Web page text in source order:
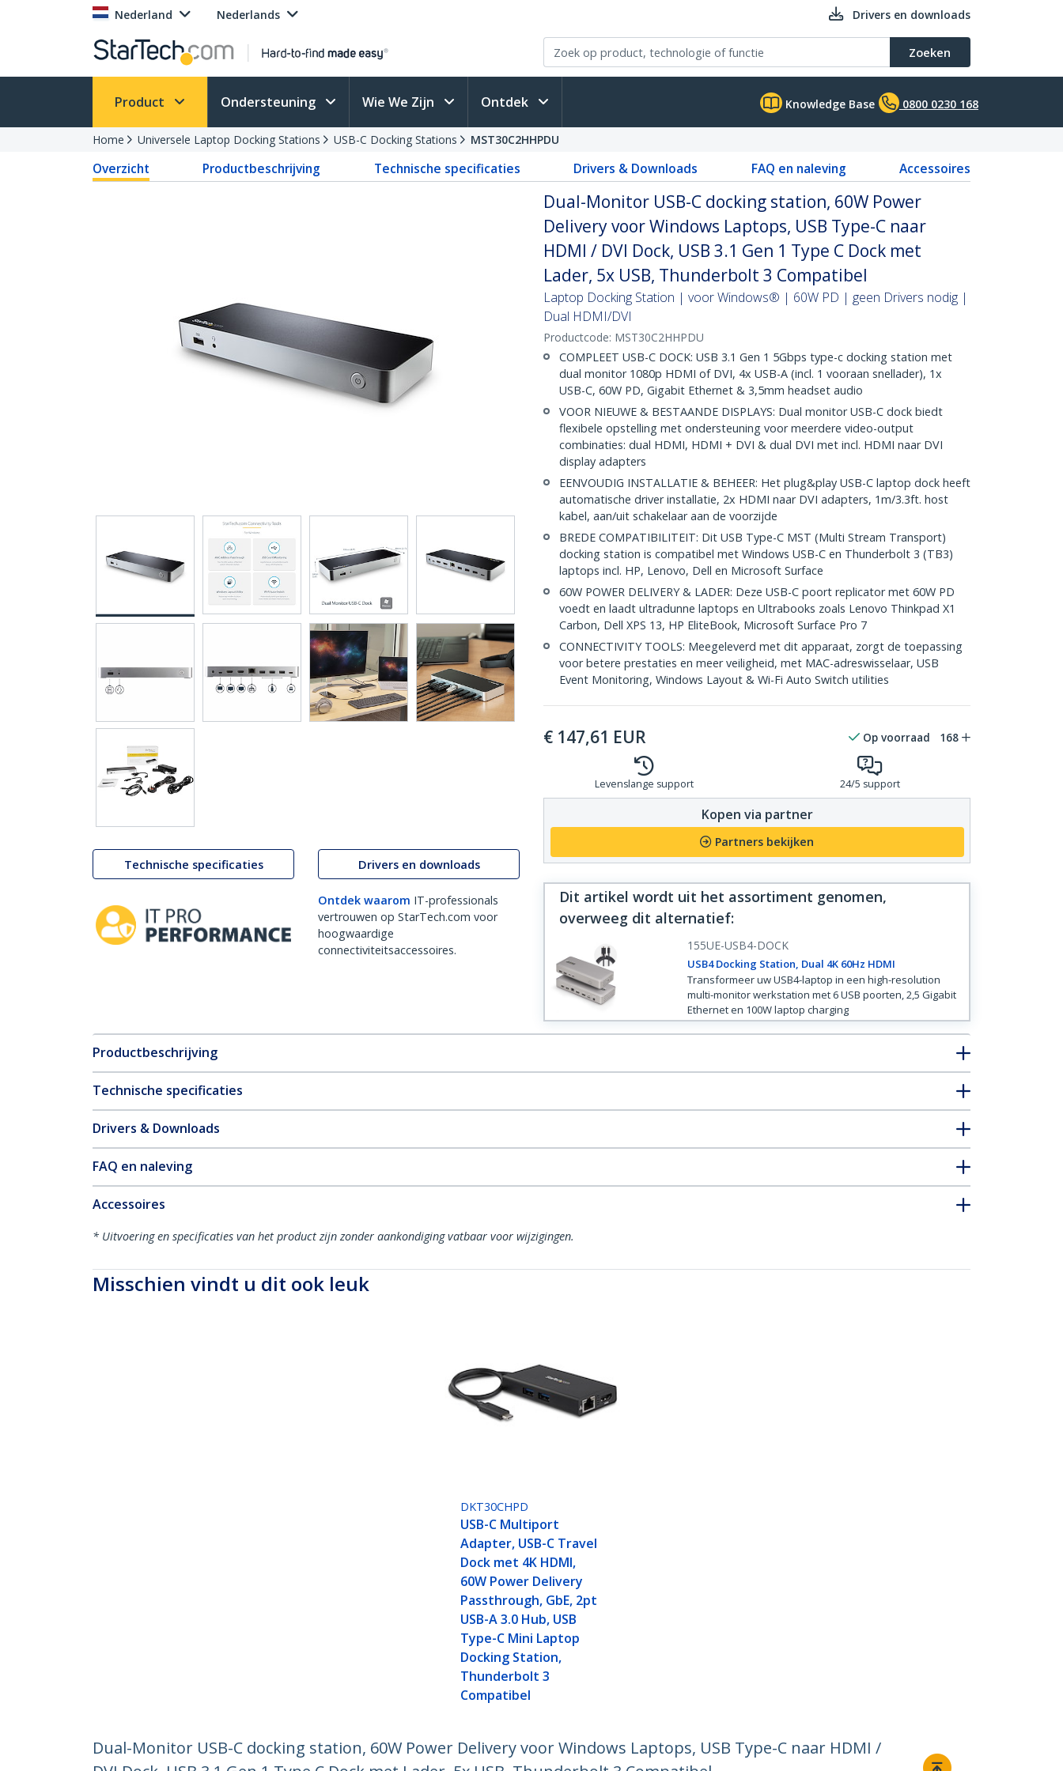
Nederland Nederlands Drivers en downloads
Zoeken
Product Ondersteuning Wie We Zijn Ontdek Knowledge Base 0800 0230 168
Home Universele Laptop Docking Stations USB-C Docking Stations MST30C2HHPDU
Overzicht Productbeschrijving Technische specificaties Drivers & Downloads FAQ en naleving Accessoires
Technische specificaties Drivers en downloads
Ontdek waarom IT-professionals
vertrouwen op StarTech.com voor
hoogwaardige
connectiviteitsaccessoires.
Dual-Monitor USB-C docking station, 60W Power
Delivery voor Windows Laptops, USB Type-C naar
HDMI / DVI Dock, USB 3.1 Gen 1 Type C Dock met
Lader, 5x USB, Thunderbolt 3 Compatibel
Laptop Docking Station | voor Windows® | 60W PD | geen Drivers nodig |
Dual HDMI/DVI
Productcode: MST30C2HHPDU
COMPLEET USB-C DOCK: USB 3.1 Gen 1 5Gbps type-c docking station met
dual monitor 1080p HDMI of DVI, 4x USB-A (incl. 1 vooraan snellader), 1x
USB-C, 60W PD, Gigabit Ethernet & 3,5mm headset audio
VOOR NIEUWE & BESTAANDE DISPLAYS: Dual monitor USB-C dock biedt
flexibele opstelling met ondersteuning voor meerdere video-output
combinaties: dual HDMI, HDMI + DVI & dual DVI met incl. HDMI naar DVI
display adapters
EENVOUDIG INSTALLATIE & BEHEER: Het plug&play USB-C laptop dock heeft
automatische driver installatie, 2x HDMI naar DVI adapters, 1m/3.3ft. host
kabel, aan/uit schakelaar aan de voorzijde
BREDE COMPATIBILITEIT: Dit USB Type-C MST (Multi Stream Transport)
docking station is compatibel met Windows USB-C en Thunderbolt 3 (TB3)
laptops incl. HP, Lenovo, Dell en Microsoft Surface
60W POWER DELIVERY & LADER: Deze USB-C poort replicator met 60W PD
voedt en laadt ultradunne laptops en Ultrabooks zoals Lenovo Thinkpad X1
Carbon, Dell XPS 13, HP EliteBook, Microsoft Surface Pro 7
CONNECTIVITY TOOLS: Meegeleverd met dit apparaat, zorgt de toepassing
voor betere prestaties en meer veiligheid, met MAC-adreswisselaar, USB
Event Monitoring, Windows Layout & Wi-Fi Auto Switch utilities
€ 147,61 EUR Op voorraad 168
Levenslange support 24/5 support
Kopen via partner
Partners bekijken
Dit artikel wordt uit het assortiment genomen,
overweeg dit alternatief:
155UE-USB4-DOCK
USB4 Docking Station, Dual 4K 60Hz HDMI
Transformeer uw USB4-laptop in een high-resolution
multi-monitor werkstation met 6 USB poorten, 2,5 Gigabit
Ethernet en 100W laptop charging
Productbeschrijving
Technische specificaties
Drivers & Downloads
FAQ en naleving
Accessoires
* Uitvoering en specificaties van het product zijn zonder aankondiging vatbaar voor wijzigingen.
Misschien vindt u dit ook leuk
DKT30CHPD
USB-C Multiport
Adapter, USB-C Travel
Dock met 4K HDMI,
60W Power Delivery
Passthrough, GbE, 2pt
USB-A 3.0 Hub, USB
Type-C Mini Laptop
Docking Station,
Thunderbolt 3
Compatibel
Dual-Monitor USB-C docking station, 60W Power Delivery voor Windows Laptops, USB Type-C naar HDMI /